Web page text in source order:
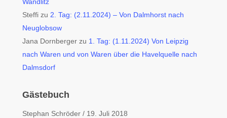
Steffi zu 2. Tag: (2.11.2024) – Von Dalmhorst nach
Neuglobsow
Jana Dornberger zu 1. Tag: (1.11.2024) Von Leipzig
nach Waren und von Waren über die Havelquelle nach
Dalmsdorf
Gästebuch
Stephan Schröder / 19. Juli 2018